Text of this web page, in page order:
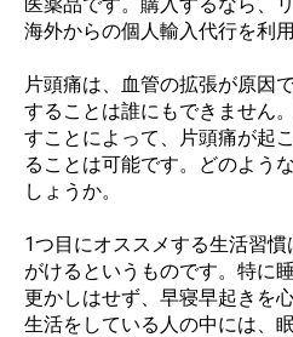
海外からの個人輸入代行を利
片頭痛は、血管の拡張が原因
することは誰にもできません
すことによって、片頭痛が起
ることは可能です。どのよう
しょうか。
1つ目にオススメする生活習
がけるというものです。特に
更かしはせず、早寝早起きを
生活をしている人の中には、